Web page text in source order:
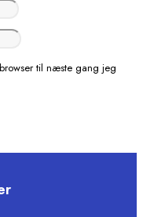
til næste gang jeg